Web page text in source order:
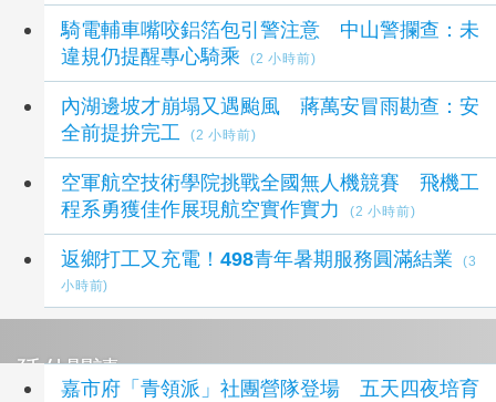
騎電輔車嘴咬鋁箔包引警注意 中山警攔查：未
違規仍提醒專心騎乘
(2 小時前)
內湖邊坡才崩塌又遇颱風 蔣萬安冒雨勘查：安
全前提拚完工
(2 小時前)
空軍航空技術學院挑戰全國無人機競賽 飛機工
程系勇獲佳作展現航空實作實力
(2 小時前)
返鄉打工又充電！498青年暑期服務圓滿結業
(3
小時前)
延伸閱讀
嘉市府「青領派」社團營隊登場 五天四夜培育